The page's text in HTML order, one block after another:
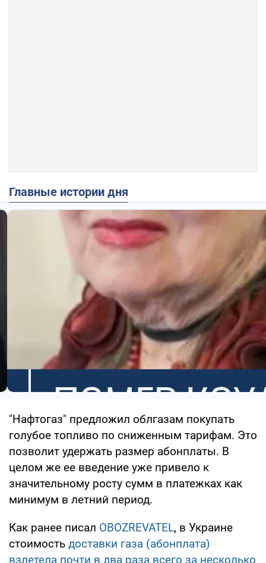
Главные истории дня
"Нафтогаз" предложил облгазам покупать
голубое топливо по сниженным тарифам. Это
позволит удержать размер абонплаты. В
целом же ее введение уже привело к
значительному росту сумм в платежках как
минимум в летний период.
Как ранее писал OBOZREVATEL, в Украине
стоимость доставки газа (абонплата)
взлетела почти в два раза всего за несколько